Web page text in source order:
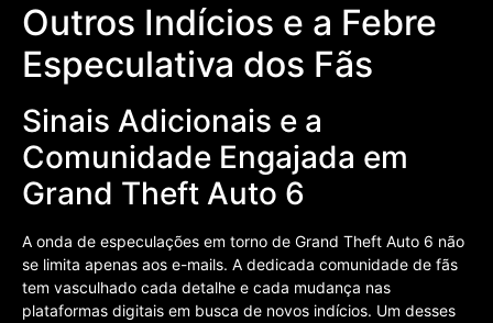
Outros Indícios e a Febre
Especulativa dos Fãs
Sinais Adicionais e a
Comunidade Engajada em
Grand Theft Auto 6
A onda de especulações em torno de Grand Theft Auto 6 não
se limita apenas aos e-mails. A dedicada comunidade de fãs
tem vasculhado cada detalhe e cada mudança nas
plataformas digitais em busca de novos indícios. Um desses